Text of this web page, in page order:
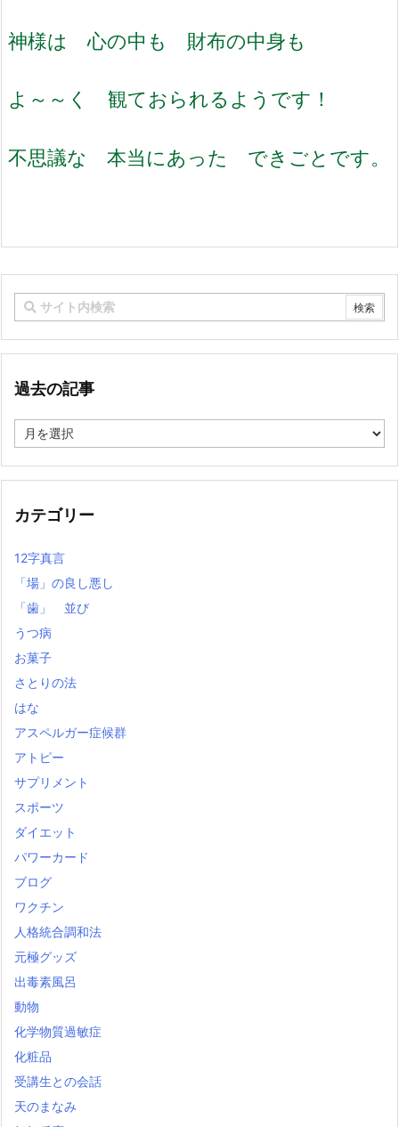
神様は 心の中も 財布の中身も
よ～～く 観ておられるようです！
不思議な 本当にあった できごとです。
過去の記事
去
記
カテゴリー
12字真言
「場」の良し悪し
「歯」 並び
うつ病
お菓子
さとりの法
はな
アスペルガー症候群
アトピー
サプリメント
スポーツ
ダイエット
パワーカード
ブログ
ワクチン
人格統合調和法
元極グッズ
出毒素風呂
動物
化学物質過敏症
化粧品
受講生との会話
天のまなみ